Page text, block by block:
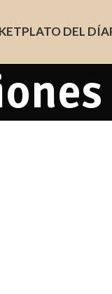
PLATO DEL DÍA